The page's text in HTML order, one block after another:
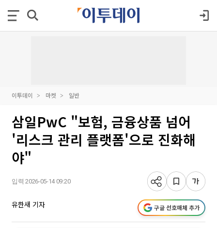
이투데이 마켓 일반
삼일PwC "보험, 금융상품 넘어
'리스크 관리 플랫폼'으로 진화해
야"
입력 2026-05-14 09:20
유한새 기자 구글 선호매체 추가